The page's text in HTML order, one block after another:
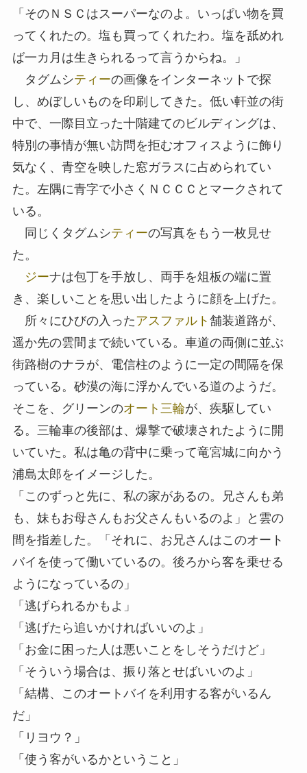
「そのＮＳＣはスーパーなのよ。いっぱい物を買
ってくれたの。塩も買ってくれたわ。塩を舐めれ
ば一カ月は生きられるって言うからね。」
タグムシティーの画像をインターネットで探
し、めぼしいものを印刷してきた。低い軒並の街
中で、一際目立った十階建てのビルディングは、
特別の事情が無い訪問を拒むオフィスように飾り
気なく、青空を映した窓ガラスに占められてい
た。左隅に青字で小さくＮＣＣＣとマークされて
いる。
同じくタグムシティーの写真をもう一枚見せ
た。
ジーナは包丁を手放し、両手を俎板の端に置
き、楽しいことを思い出したように顔を上げた。
所々にひびの入ったアスファルト 舗装道路が、
遥か先の雲間まで続いている。車道の両側に並ぶ
街路樹のナラが、電信柱のように一定の間隔を保
っている。砂漠の海に浮かんでいる道のようだ。
そこを、グリーンのオート三輪が、疾駆してい
る。三輪車の後部は、爆撃で破壊されたように開
いていた。私は亀の背中に乗って竜宮城に向かう
浦島太郎をイメージした。
「このずっと先に、私の家があるの。兄さんも弟
も、妹もお母さんもお父さんもいるのよ」と雲の
間を指差した。「それに、お兄さんはこのオート
バイを使って働いているの。後ろから客を乗せる
ようになっているの」
「逃げられるかもよ」
「逃げたら追いかければいいのよ」
「お金に困った人は悪いことをしそうだけど」
「そういう場合は、振り落とせばいいのよ」
「結構、このオートバイを利用する客がいるん
だ」
「リヨウ？」
「使う客がいるかということ」